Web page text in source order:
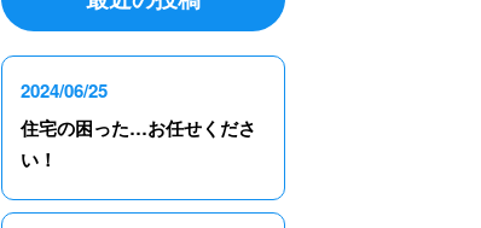
2024/06/25
住宅の困った…お任せくださ
い！